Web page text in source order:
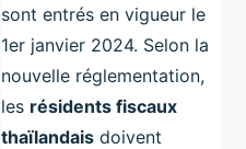
sont entrés en vigueur le
1er janvier 2024. Selon la
nouvelle réglementation,
les résidents fiscaux
thaïlandais doivent